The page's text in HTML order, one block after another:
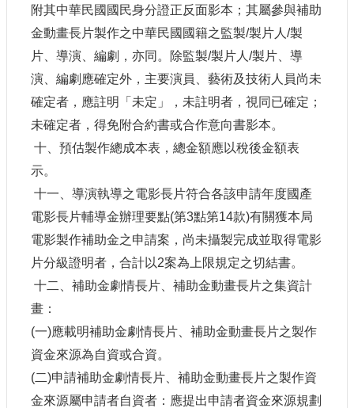
附其中華民國國民身分證正反面影本；其屬參與補助
金動畫長片製作之中華民國國籍之監製/製片人 /製
片、導演、編劇，亦同。除監製/製片人 /製片、導
演、編劇應確定外，主要演員、藝術及技術人員尚未
確定者，應註明「未定」，未註明者，視同已確定；
未確定者，得免附合約書或合作意向書影本。
十、預估製作總成本表，總金額應以稅後金額表
示。
十一、導演執導之電影長片符合各該申請年度國產
電影長片輔導金辦理要點(第3點第14款)有關獲本局
電影製作補助金之申請案，尚未攝製完成並取得電影
片分級證明者，合計以2案為上限規定之切結書。
十二、補助金劇情長片、補助金動畫長片之集資計
畫：
(一)應載明補助金劇情長片、補助金動畫長片之製作
資金來源為自資或合資。
(二)申請補助金劇情長片、補助金動畫長片之製作資
金來源屬申請者自資者：應提出申請者資金來源規劃